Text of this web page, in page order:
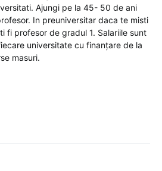
Ajungi pe la 45- 50 de ani
In preuniversitar daca te misti
fi profesor de gradul 1. Salariile sunt
universitate cu finanțare de la
masuri.